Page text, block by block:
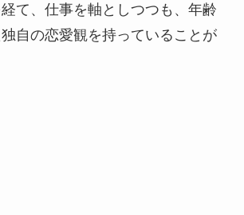
て、仕事を軸としつつも、年齢
自の恋愛観を持っていることが